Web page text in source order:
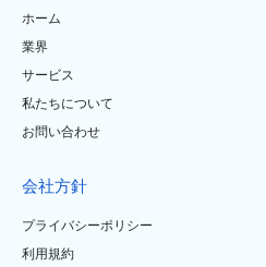
ホーム
業界
サービス
私たちについて
お問い合わせ
会社方針
プライバシーポリシー
利用規約